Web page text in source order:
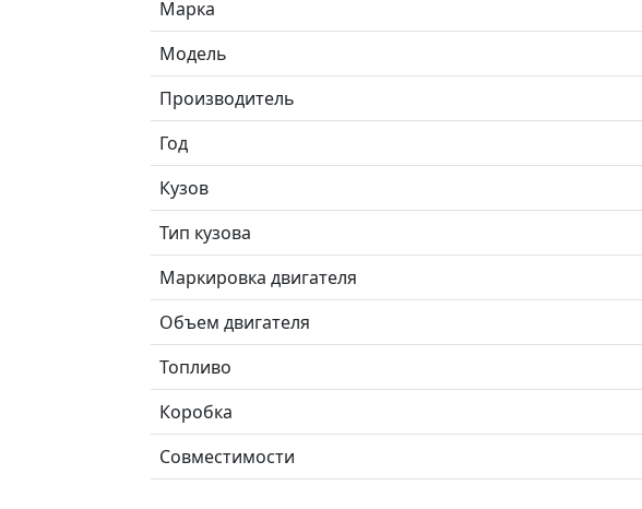
Марка
Модель
Производитель
Год
Кузов
Тип кузова
Маркировка двигателя
Объем двигателя
Топливо
Коробка
Совместимости